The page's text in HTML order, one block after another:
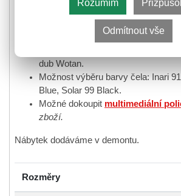
dub Wotan.
Možnost výběru barvy čela: Inari
Blue, Solar 99 Black.
Možné dokoupit multimediální
zboží.
Nábytek dodáváme v demontu.
Rozměry
Rozumím
Odmítnout vše